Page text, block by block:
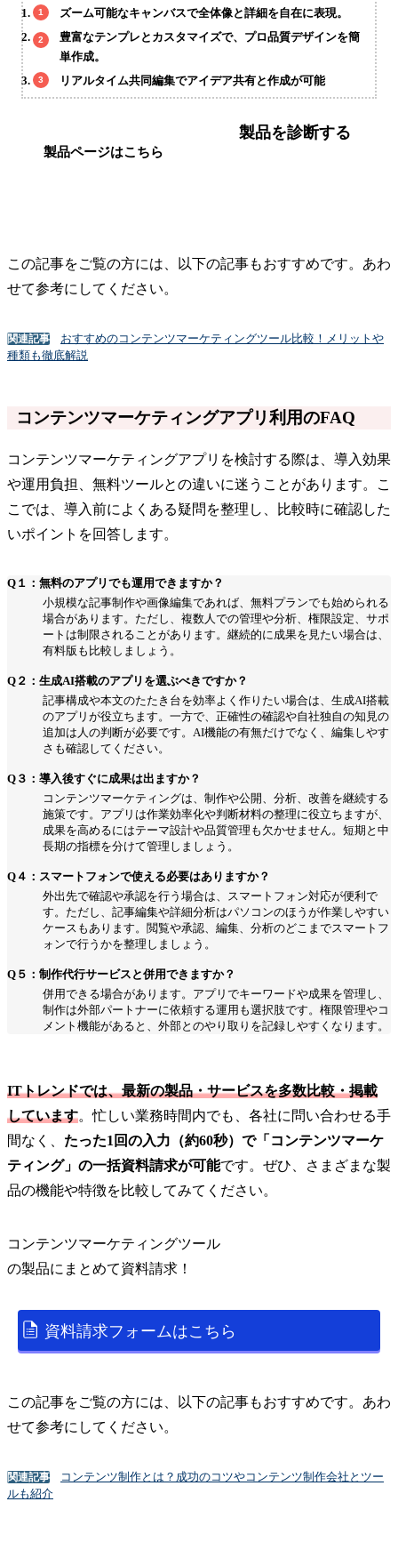
ズーム可能なキャンバスで全体像と詳細を自在に表現。
豊富なテンプレとカスタマイズで、プロ品質デザインを簡
単作成。
リアルタイム共同編集でアイデア共有と作成が可能
製品ページはこちら
製品を診断する
この記事をご覧の方には、以下の記事もおすすめです。あわ
せて参考にしてください。
関連記事
おすすめのコンテンツマーケティングツール比較！メリットや
種類も徹底解説
コンテンツマーケティングアプリ利用のFAQ
コンテンツマーケティングアプリを検討する際は、導入効果
や運用負担、無料ツールとの違いに迷うことがあります。こ
こでは、導入前によくある疑問を整理し、比較時に確認した
いポイントを回答します。
Q１：無料のアプリでも運用できますか？
小規模な記事制作や画像編集であれば、無料プランでも始められる
場合があります。ただし、複数人での管理や分析、権限設定、サポ
ートは制限されることがあります。継続的に成果を見たい場合は、
有料版も比較しましょう。
Q２：生成AI搭載のアプリを選ぶべきですか？
記事構成や本文のたたき台を効率よく作りたい場合は、生成AI搭載
のアプリが役立ちます。一方で、正確性の確認や自社独自の知見の
追加は人の判断が必要です。AI機能の有無だけでなく、編集しやす
さも確認してください。
Q３：導入後すぐに成果は出ますか？
コンテンツマーケティングは、制作や公開、分析、改善を継続する
施策です。アプリは作業効率化や判断材料の整理に役立ちますが、
成果を高めるにはテーマ設計や品質管理も欠かせません。短期と中
長期の指標を分けて管理しましょう。
Q４：スマートフォンで使える必要はありますか？
外出先で確認や承認を行う場合は、スマートフォン対応が便利で
す。ただし、記事編集や詳細分析はパソコンのほうが作業しやすい
ケースもあります。閲覧や承認、編集、分析のどこまでスマートフ
ォンで行うかを整理しましょう。
Q５：制作代行サービスと併用できますか？
併用できる場合があります。アプリでキーワードや成果を管理し、
制作は外部パートナーに依頼する運用も選択肢です。権限管理やコ
メント機能があると、外部とのやり取りを記録しやすくなります。
ITトレンドでは、最新の製品・サービスを多数比較・掲載
しています。忙しい業務時間内でも、各社に問い合わせる手
間なく、 たった1回の入力（約60秒）で「コンテンツマーケ
ティング」の一括資料請求が可能です。ぜひ、さまざまな製
品の機能や特徴を比較してみてください。
コンテンツマーケティングツール
の製品にまとめて資料請求！
資料請求フォームはこちら
この記事をご覧の方には、以下の記事もおすすめです。あわ
せて参考にしてください。
関連記事
コンテンツ制作とは？成功のコツやコンテンツ制作会社とツー
ルも紹介